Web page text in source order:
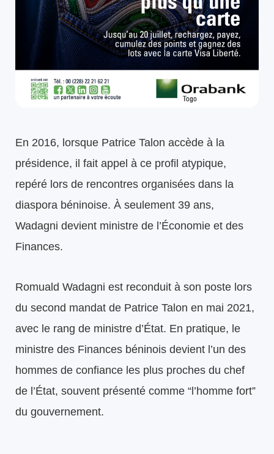
En 2016, lorsque Patrice Talon accède à la
présidence, il fait appel à ce profil atypique,
repéré lors de rencontres organisées dans la
diaspora béninoise. À seulement 39 ans,
Wadagni devient ministre de l’Économie et des
Finances.
Romuald Wadagni est reconduit à son poste lors
du second mandat de Patrice Talon en mai 2021,
avec le rang de ministre d’État. En pratique, le
ministre des Finances béninois devient l’un des
hommes de confiance les plus proches du chef
de l’État, souvent présenté comme “l’homme fort”
du gouvernement.